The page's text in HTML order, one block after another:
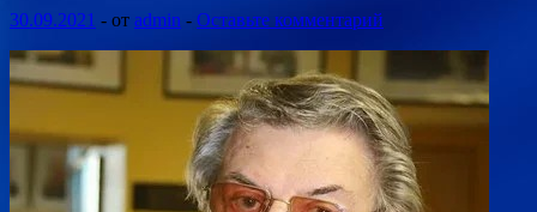
30.09.2021 - от admin - Оставьте комментарий